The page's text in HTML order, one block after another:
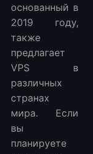
основанный в
2019 году,
также
предлагает
VPS в
различных
странах
мира. Если
вы
планируете